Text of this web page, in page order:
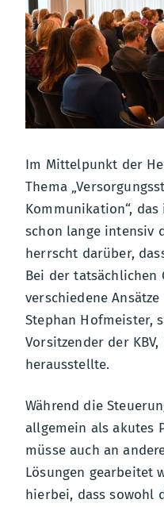
Im Mittelpunkt der
Thema
Kommunikation“,
schon lange intensiv
herrscht darüber,
Bei der tatsächlichen
verschiedene
Stephan Hofmeister,
Vorsitzender der
herausstellte.
Während die
allgemein als akutes
müsse auch an
Lösungen gearbeitet
hierbei, dass sowohl